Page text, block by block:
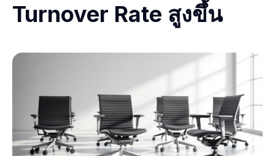
Turnover Rate สูงขึ้น